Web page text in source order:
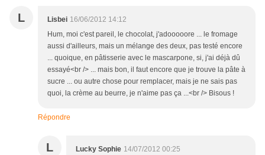
L Lisbei 16/06/2012 14:12
Hum, moi c'est pareil, le chocolat, j'adooooore ... le fromage
aussi d'ailleurs, mais un mélange des deux, pas testé encore
... quoique, en pâtisserie avec le mascarpone, si, j'ai déjà dû
essayé<br /> ... mais bon, il faut encore que je trouve la pâte à
sucre ... ou autre chose pour remplacer, mais je ne sais pas
quoi, la crème au beurre, je n'aime pas ça ...<br /> Bisous !
Répondre
L Lucky Sophie 14/07/2012 00:25